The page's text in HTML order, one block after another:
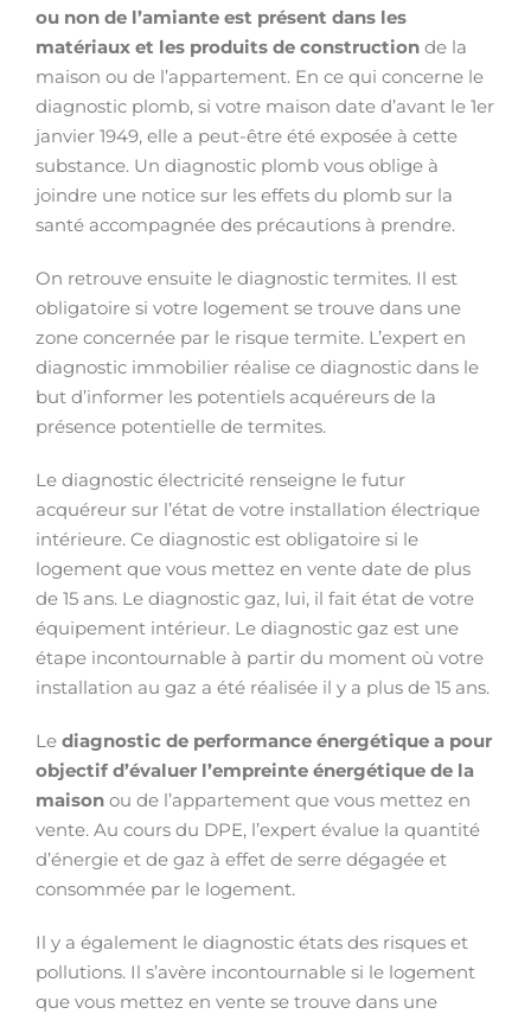
ou non de l’amiante est présent dans les
matériaux et les produits de construction de la
maison ou de l’appartement. En ce qui concerne le
diagnostic plomb, si votre maison date d’avant le 1er
janvier 1949, elle a peut-être été exposée à cette
substance. Un diagnostic plomb vous oblige à
joindre une notice sur les effets du plomb sur la
santé accompagnée des précautions à prendre.
On retrouve ensuite le diagnostic termites. Il est
obligatoire si votre logement se trouve dans une
zone concernée par le risque termite. L’expert en
diagnostic immobilier réalise ce diagnostic dans le
but d’informer les potentiels acquéreurs de la
présence potentielle de termites.
Le diagnostic électricité renseigne le futur
acquéreur sur l’état de votre installation électrique
intérieure. Ce diagnostic est obligatoire si le
logement que vous mettez en vente date de plus
de 15 ans. Le diagnostic gaz, lui, il fait état de votre
équipement intérieur. Le diagnostic gaz est une
étape incontournable à partir du moment où votre
installation au gaz a été réalisée il y a plus de 15 ans.
Le diagnostic de performance énergétique a pour
objectif d’évaluer l’empreinte énergétique de la
maison ou de l’appartement que vous mettez en
vente. Au cours du DPE, l’expert évalue la quantité
d’énergie et de gaz à effet de serre dégagée et
consommée par le logement.
Il y a également le diagnostic états des risques et
pollutions. Il s’avère incontournable si le logement
que vous mettez en vente se trouve dans une